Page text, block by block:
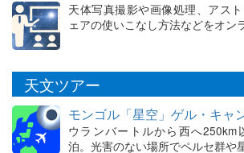
天体写真撮影や画像処理、アス
ェアの使いこなし方法などをオン
天文ツアー
モンゴル「星空」ゲル・キャ
ウランバートルから西へ250km
泊。光害のない場所でペルセ群や